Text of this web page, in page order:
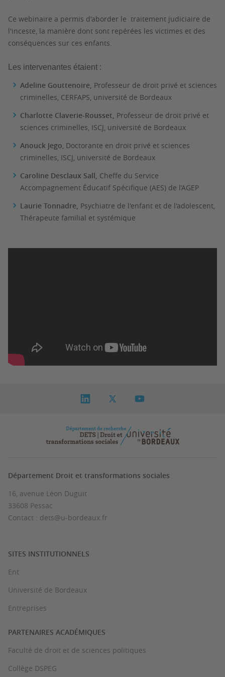
Ce webinaire a permis d'aborder le traitement judiciaire de
l'inceste, la manière dont sont repérées les victimes et des
conséquences sur ces enfants.
Les intervenantes étaient :
Adeline Gouttenoire, Professeur de droit privé et sciences
criminelles, CERFAPS, université de Bordeaux
Charlotte Claverie-Rousset, Professeur de droit privé et
sciences criminelles, ISCJ, université de Bordeaux
Anouck Jego, Doctorante en droit privé et sciences
criminelles, ISCJ, université de Bordeaux
Caroline Desclaux Sall, Cheffe du Service
Accompagnement Éducatif Spécifique (AES) de l’AGEP
Laurie Tonnadre, Psychiatre de l'enfant et de l'adolescent,
Thérapeute familial et systémique
Département Droit et transformations sociales
16, avenue Léon Duguit
33608 Pessac
Contact : dets@u-bordeaux.fr
SITES INSTITUTIONNELS
Ent
Université de Bordeaux
Entreprises
PARTENAIRES ACADÉMIQUES
Faculté de droit et de sciences politiques
Collège DSPEG